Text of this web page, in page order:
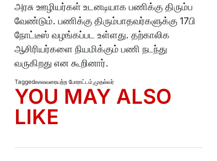
அரசு ஊழியர்கள் உடனடியாக பணிக்கு திரும்ப
வேண்டும். பணிக்கு திரும்பாதவர்களுக்கு 17பி
நோட்டீஸ் வழங்கப்பட உள்ளது. தற்காலிக
ஆசிரியர்களை நியமிக்கும் பணி நடந்து
வருகிறது என கூறினார்.
Taggedகாலவரையற்ற போராட்டம் முதல்வர்
YOU MAY ALSO
LIKE